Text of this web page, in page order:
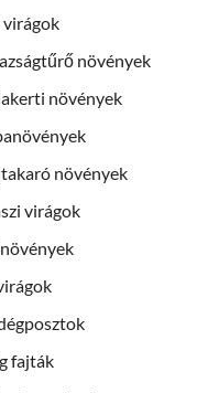
virágok
növények
növények
növények
virágok
fajták